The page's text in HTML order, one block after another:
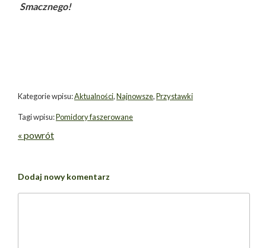
Smacznego!
Kategorie wpisu:Aktualności,Najnowsze,Przystawki
Tagi wpisu:Pomidory faszerowane
« powrót
Dodaj nowy komentarz